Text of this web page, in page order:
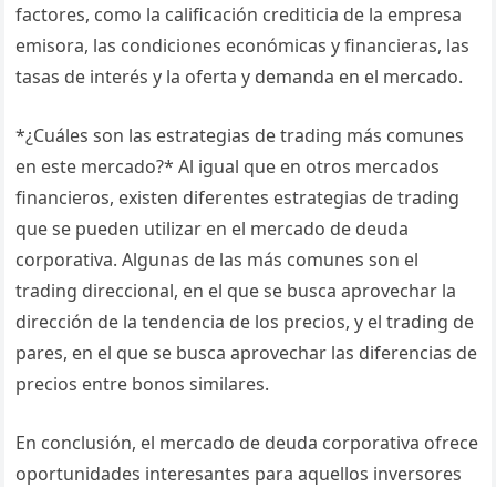
factores, como la calificación crediticia de la empresa
emisora, las condiciones económicas y financieras, las
tasas de interés y la oferta y demanda en el mercado.
*¿Cuáles son las estrategias de trading más comunes
en este mercado?* Al igual que en otros mercados
financieros, existen diferentes estrategias de trading
que se pueden utilizar en el mercado de deuda
corporativa. Algunas de las más comunes son el
trading direccional, en el que se busca aprovechar la
dirección de la tendencia de los precios, y el trading de
pares, en el que se busca aprovechar las diferencias de
precios entre bonos similares.
En conclusión, el mercado de deuda corporativa ofrece
oportunidades interesantes para aquellos inversores